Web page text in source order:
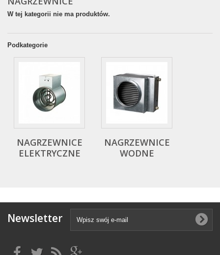
W tej kategorii nie ma produktów.
Podkategorie
NAGRZEWNICE
ELEKTRYCZNE
NAGRZEWNICE
WODNE
Newsletter